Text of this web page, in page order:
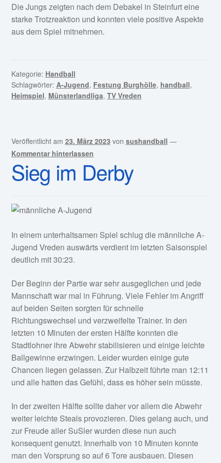
Die Jungs zeigten nach dem Debakel in Steinfurt eine
starke Trotzreaktion und konnten viele positive Aspekte
aus dem Spiel mitnehmen.
Kategorie: Handball
Schlagwörter: A-Jugend, Festung Burghölle, handball,
Heimspiel, Münsterlandliga, TV Vreden
Veröffentlicht am 23. März 2023 von sushandball —
Kommentar hinterlassen
Sieg im Derby
In einem unterhaltsamen Spiel schlug die männliche A-
Jugend Vreden auswärts verdient im letzten Saisonspiel
deutlich mit 30:23.
Der Beginn der Partie war sehr ausgeglichen und jede
Mannschaft war mal in Führung. Viele Fehler im Angriff
auf beiden Seiten sorgten für schnelle
Richtungswechsel und verzweifelte Trainer. In den
letzten 10 Minuten der ersten Hälfte konnten die
Stadtlohner ihre Abwehr stabilisieren und einige leichte
Ballgewinne erzwingen. Leider wurden einige gute
Chancen liegen gelassen. Zur Halbzeit führte man 12:11
und alle hatten das Gefühl, dass es höher sein müsste.
In der zweiten Hälfte sollte daher vor allem die Abwehr
weiter leichte Steals provozieren. Dies gelang auch, und
zur Freude aller SuSler wurden diese nun auch
konsequent genutzt. Innerhalb von 10 Minuten konnte
man den Vorsprung so auf 6 Tore ausbauen. Diesen